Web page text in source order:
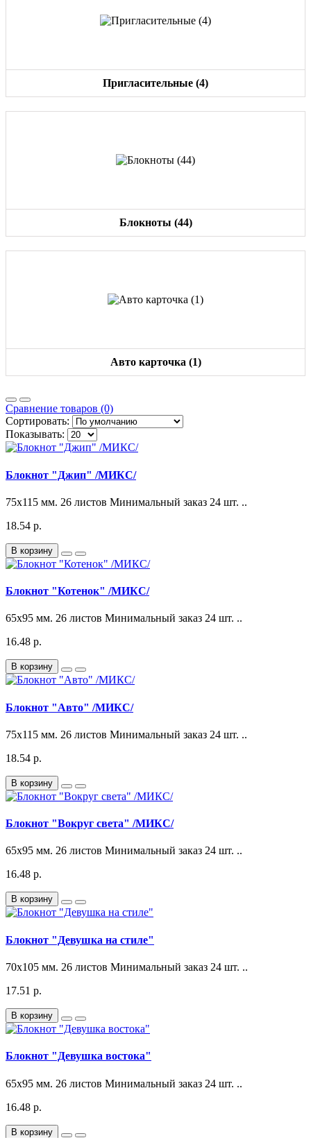
Пригласительные (4)
Блокноты (44)
Авто карточка (1)
Сравнение товаров (0)
Сортировать:
Показывать:
Блокнот "Джип" /МИКС/
75x115 мм. 26 листов Минимальный заказ 24 шт. ..
18.54 р.
В корзину
Блокнот "Котенок" /МИКС/
65x95 мм. 26 листов Минимальный заказ 24 шт. ..
16.48 р.
В корзину
Блокнот "Авто" /МИКС/
75x115 мм. 26 листов Минимальный заказ 24 шт. ..
18.54 р.
В корзину
Блокнот "Вокруг света" /МИКС/
65x95 мм. 26 листов Минимальный заказ 24 шт. ..
16.48 р.
В корзину
Блокнот "Девушка на стиле"
70x105 мм. 26 листов Минимальный заказ 24 шт. ..
17.51 р.
В корзину
Блокнот "Девушка востока"
65x95 мм. 26 листов Минимальный заказ 24 шт. ..
16.48 р.
В корзину